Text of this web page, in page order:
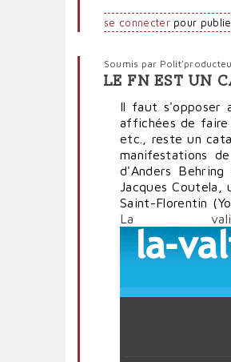
se connecterpour
Soumis par
LE FN EST UN
Il faut s'opposer
affichées de faire
etc., reste un
manifestations
d'Anders
Jacques Coutela,
Saint-Florentin
La